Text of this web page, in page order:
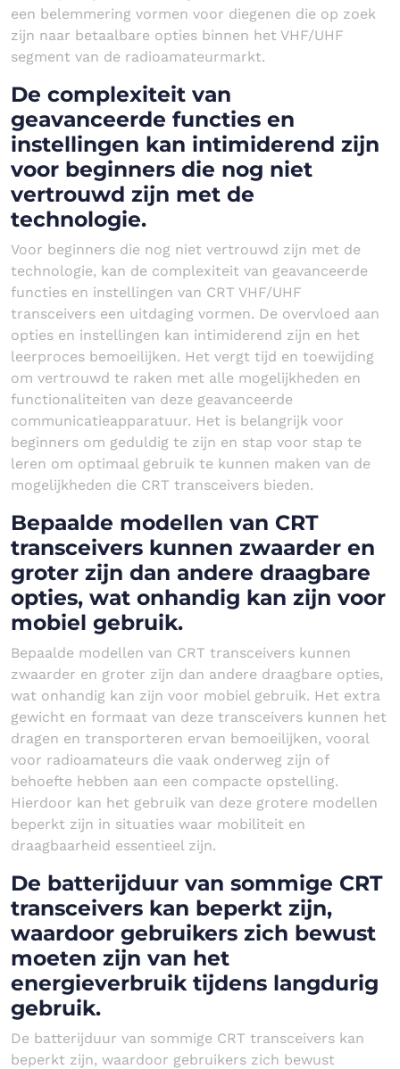
een belemmering vormen voor diegenen die op zoek
zijn naar betaalbare opties binnen het VHF/UHF
segment van de radioamateurmarkt.
De complexiteit van
geavanceerde functies en
instellingen kan intimiderend zijn
voor beginners die nog niet
vertrouwd zijn met de
technologie.
Voor beginners die nog niet vertrouwd zijn met de
technologie, kan de complexiteit van geavanceerde
functies en instellingen van CRT VHF/UHF
transceivers een uitdaging vormen. De overvloed aan
opties en instellingen kan intimiderend zijn en het
leerproces bemoeilijken. Het vergt tijd en toewijding
om vertrouwd te raken met alle mogelijkheden en
functionaliteiten van deze geavanceerde
communicatieapparatuur. Het is belangrijk voor
beginners om geduldig te zijn en stap voor stap te
leren om optimaal gebruik te kunnen maken van de
mogelijkheden die CRT transceivers bieden.
Bepaalde modellen van CRT
transceivers kunnen zwaarder en
groter zijn dan andere draagbare
opties, wat onhandig kan zijn voor
mobiel gebruik.
Bepaalde modellen van CRT transceivers kunnen
zwaarder en groter zijn dan andere draagbare opties,
wat onhandig kan zijn voor mobiel gebruik. Het extra
gewicht en formaat van deze transceivers kunnen het
dragen en transporteren ervan bemoeilijken, vooral
voor radioamateurs die vaak onderweg zijn of
behoefte hebben aan een compacte opstelling.
Hierdoor kan het gebruik van deze grotere modellen
beperkt zijn in situaties waar mobiliteit en
draagbaarheid essentieel zijn.
De batterijduur van sommige CRT
transceivers kan beperkt zijn,
waardoor gebruikers zich bewust
moeten zijn van het
energieverbruik tijdens langdurig
gebruik.
De batterijduur van sommige CRT transceivers kan
beperkt zijn, waardoor gebruikers zich bewust